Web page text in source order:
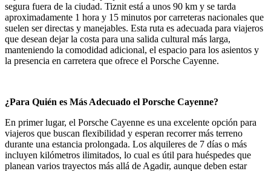
segura fuera de la ciudad. Tiznit está a unos 90 km y se tarda
aproximadamente 1 hora y 15 minutos por carreteras nacionales que
suelen ser directas y manejables. Esta ruta es adecuada para viajeros
que desean dejar la costa para una salida cultural más larga,
manteniendo la comodidad adicional, el espacio para los asientos y
la presencia en carretera que ofrece el Porsche Cayenne.
¿Para Quién es Más Adecuado el Porsche Cayenne?
En primer lugar, el Porsche Cayenne es una excelente opción para
viajeros que buscan flexibilidad y esperan recorrer más terreno
durante una estancia prolongada. Los alquileres de 7 días o más
incluyen kilómetros ilimitados, lo cual es útil para huéspedes que
planean varios trayectos más allá de Agadir, aunque deben estar